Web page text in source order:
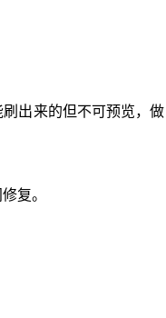
出来的但不可预览，做
复。